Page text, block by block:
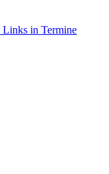
Links in Termine